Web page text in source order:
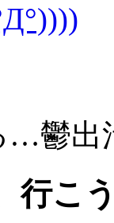
…鬱
行こ